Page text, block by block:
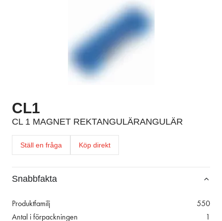
CL1
CL 1 MAGNET REKTANGULÄRANGULÄR
Ställ en fråga Köp direkt
Snabbfakta
Produktfamilj
550
Antal i förpackningen
1